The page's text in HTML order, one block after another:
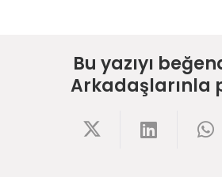
Bu yazıyı
Arkadaşlarınla